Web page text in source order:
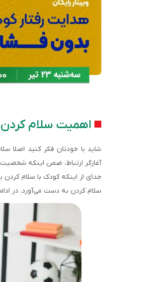
اهمیت سلام
شاید با خودتان فکر کنید اصلا
آغازگر ارتباط، ضمن اینکه شخصیت
جدای از اینکه کودک با سلام کردن
سلام کردن به دست می‌آورد. در